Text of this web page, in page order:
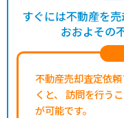
不動産売却査定依
くと、
訪問を行う
が可能です。
すぐには不動産を
おおよその